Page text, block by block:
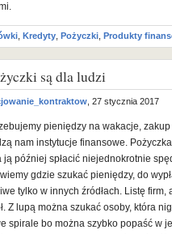
Kredyty Pożyczki Produkty
są dla ludzi
, 27 stycznia 2017
pieniędzy na wakacje,
nam instytucje finansowe.
ją później spłacić niejednokrotnie
gdzie szukać pieniędzy, do
tylko w innych źródłach. Listę
Z lupą można szukać osoby, która
spirale bo można szybko popaść w